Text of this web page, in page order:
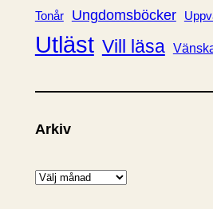
Tonår Ungdomsböcker
Utläst Vill läsa
Arkiv
A